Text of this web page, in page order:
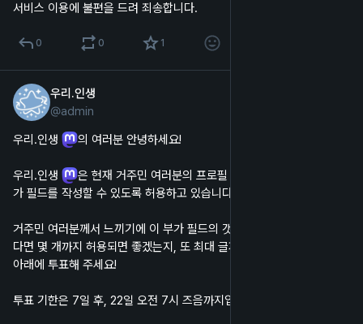
서비스 이용에 불편을 드려 죄송합니다.
0 0 1
우리.인생
@admin
우리.인생
의 여러분 안녕하세요!
우리.인생
은 현재 거주민 여러분의 프로필 페이지에 최대 8개의 부
가 필드를 작성할 수 있도록 허용하고 있습니다.
거주민 여러분께서 느끼기에 이 부가 필드의 갯수가 충분하거나 부족하
다면 몇 개까지 허용되면 좋겠는지, 또 최대 글자수에 대해서는 어떤지,
아래에 투표해 주세요!
투표 기한은 7일 후, 22일 오전 7시 즈음까지입니다!